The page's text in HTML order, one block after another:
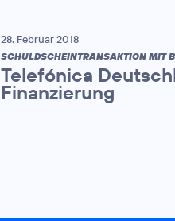
28. Februar 2018
SCHULDSCHEINTRANSAKTION MIT
Telefónica
Finanzierung